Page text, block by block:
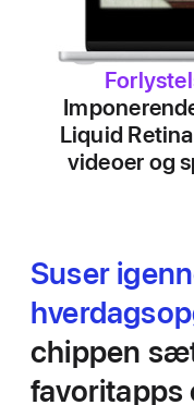
Liquid
videoer og
Suser
chippen
favoritapps